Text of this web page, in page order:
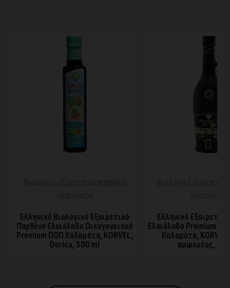
ΓΡΉΓΟΡΗ ΠΡΟΒΟΛΉ
Ελληνικό Βιολογικό Εξαιρετικό
Παρθένο Ελαιόλαδο Οικογενειακό
Premium ΠΟΠ Καλαμάτα, KORVEL,
Dorica, 500 ml
ΓΡΉΓΟΡΗ
Ελληνικό
Ελαιόλαδο Premium
Καλαμάτα,
αμφορέας,